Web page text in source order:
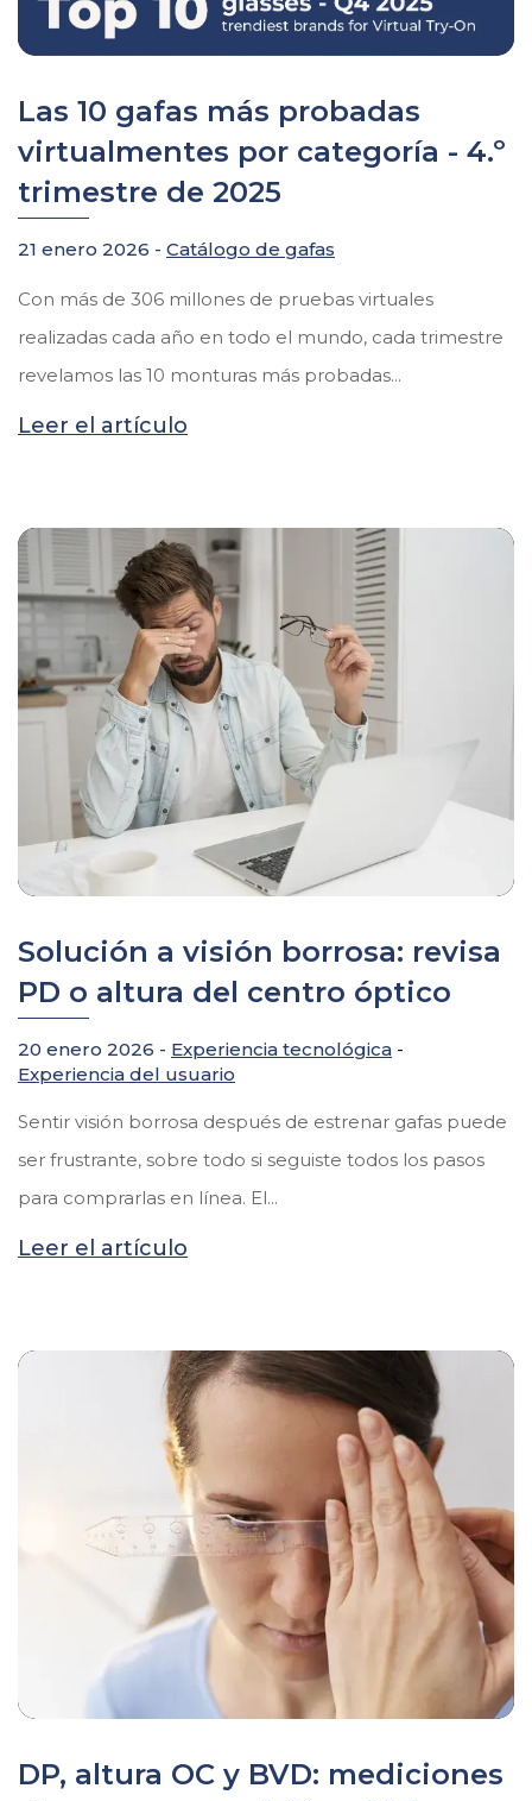
Las 10 gafas más probadas
virtualmentes por categoría - 4.º
trimestre de 2025
21 enero 2026 - Catálogo de gafas
Con más de 306 millones de pruebas virtuales
realizadas cada año en todo el mundo, cada trimestre
revelamos las 10 monturas más probadas...
Leer el artículo
Solución a visión borrosa: revisa
PD o altura del centro óptico
20 enero 2026 - Experiencia tecnológica -
Experiencia del usuario
Sentir visión borrosa después de estrenar gafas puede
ser frustrante, sobre todo si seguiste todos los pasos
para comprarlas en línea. El...
Leer el artículo
DP, altura OC y BVD: mediciones